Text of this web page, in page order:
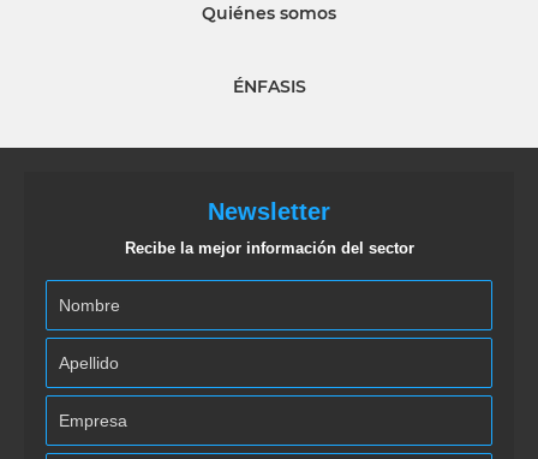
Quiénes somos
ÉNFASIS
Newsletter
Recibe la mejor información del sector